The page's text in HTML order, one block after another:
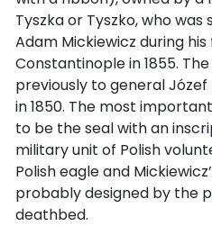
Tyszka or Tyszko, who
Adam Mickiewicz during
Constantinople in 1855.
previously to general
in 1850. The most
to be the seal with an
military unit of Polish
Polish eagle and
probably designed by the
deathbed.